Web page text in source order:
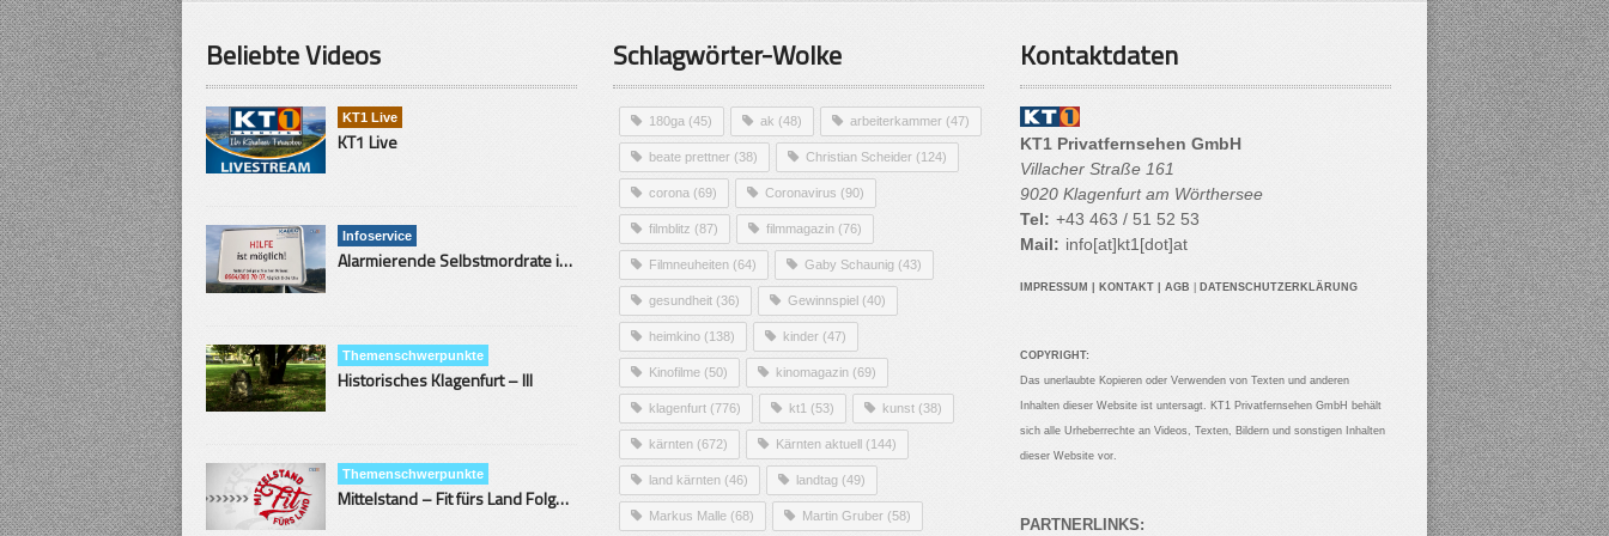
Beliebte Videos
KT1 Live
KT1 Live
Infoservice
Alarmierende Selbstmordrate in Kärnten
Themenschwerpunkte
Historisches Klagenfurt – III
Themenschwerpunkte
Mittelstand – Fit fürs Land Folge 9- Konditor
Schlagwörter-Wolke
180ga (45) ak (48) arbeiterkammer (47)
beate prettner (38) Christian Scheider (124)
corona (69) Coronavirus (90)
filmblitz (87) filmmagazin (76)
Filmneuheiten (64) Gaby Schaunig (43)
gesundheit (36) Gewinnspiel (40)
heimkino (138) kinder (47)
Kinofilme (50) kinomagazin (69)
klagenfurt (776) kt1 (53) kunst (38)
kärnten (672) Kärnten aktuell (144)
land kärnten (46) landtag (49)
Markus Malle (68) Martin Gruber (58)
Kontaktdaten
KT1 Privatfernsehen GmbH
Villacher Straße 161
9020 Klagenfurt am Wörthersee
Tel: +43 463 / 51 52 53
Mail: info[at]kt1[dot]at
IMPRESSUM KONTAKT AGB DATENSCHUTZERKLÄRUNG
COPYRIGHT:
Das unerlaubte Kopieren oder Verwenden von Texten und anderen
Inhalten dieser Website ist untersagt. KT1 Privatfernsehen GmbH behält
sich alle Urheberrechte an Videos, Texten, Bildern und sonstigen Inhalten
dieser Website vor.
PARTNERLINKS: